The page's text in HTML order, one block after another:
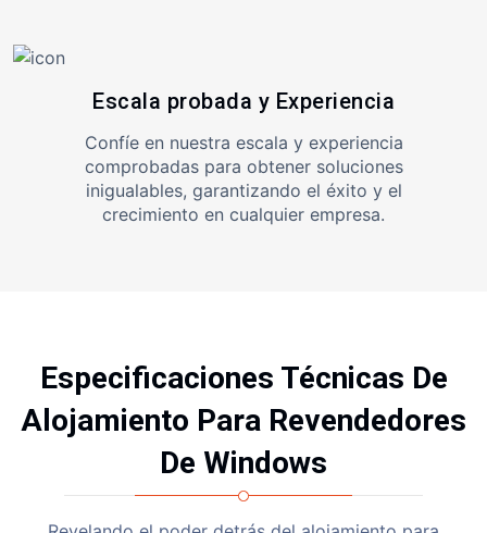
Escala probada y Experiencia
Confíe en nuestra escala y experiencia
comprobadas para obtener soluciones
inigualables, garantizando el éxito y el
crecimiento en cualquier empresa.
Especificaciones Técnicas De
Alojamiento Para Revendedores
De Windows